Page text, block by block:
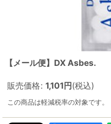
【メール便】DX Asbes.
販売価格: 1,101円(税込)
この商品は軽減税率の対象です。